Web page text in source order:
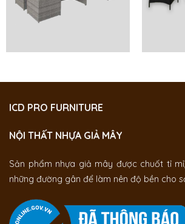
ICD PRO FURNITURE
NỘI THẤT NHỰA GIẢ MÂY
Sản phẩm nhựa giả mây được chuốt tỉ
những đường gân để làm nên độ bền cho